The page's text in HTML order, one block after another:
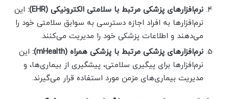
نرم‌افزارهای پزشکی مرتبط با سلامتی الکترونیکی (EHR):
این
نرم‌افزارها به افراد اجازه دسترسی به سوابق سلامتی خود را
می‌دهند و اطلاعات پزشکی خود را مدیریت می‌کنند.
نرم‌افزارهای پزشکی مرتبط با پزشکی همراه (mHealth):
این
نرم‌افزارها برای پیگیری سلامتی، پیشگیری از بیماری‌ها، و
مدیریت بیماری‌های مزمن مورد استفاده قرار می‌گیرند.